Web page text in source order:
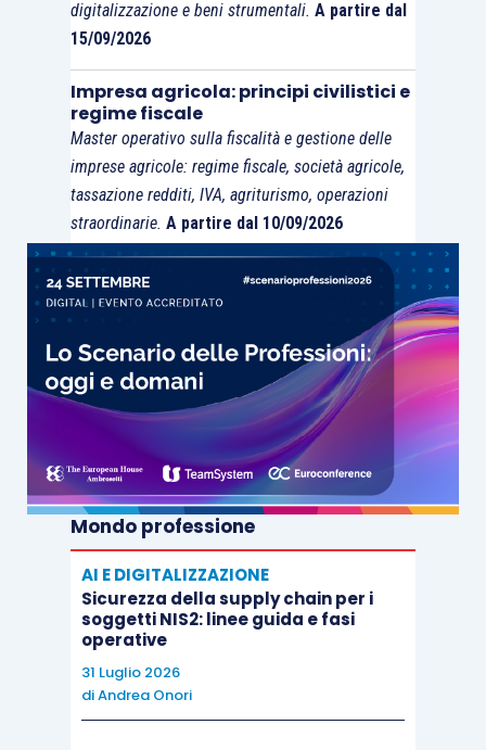
digitalizzazione e beni strumentali. A partire dal
15/09/2026
Impresa agricola: principi civilistici e
regime fiscale
Master operativo sulla fiscalità e gestione delle
imprese agricole: regime fiscale, società agricole,
tassazione redditi, IVA, agriturismo, operazioni
straordinarie. A partire dal 10/09/2026
Mondo professione
AI E DIGITALIZZAZIONE
Sicurezza della supply chain per i
soggetti NIS2: linee guida e fasi
operative
31 Luglio 2026
diAndrea Onori